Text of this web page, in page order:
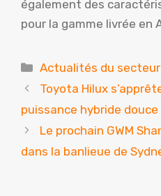
également des
pour la gamme livrée en
Catégories
Actualités du secteur
Toyota Hilux
puissance hybride
Le prochain GWM
dans la banlieue de